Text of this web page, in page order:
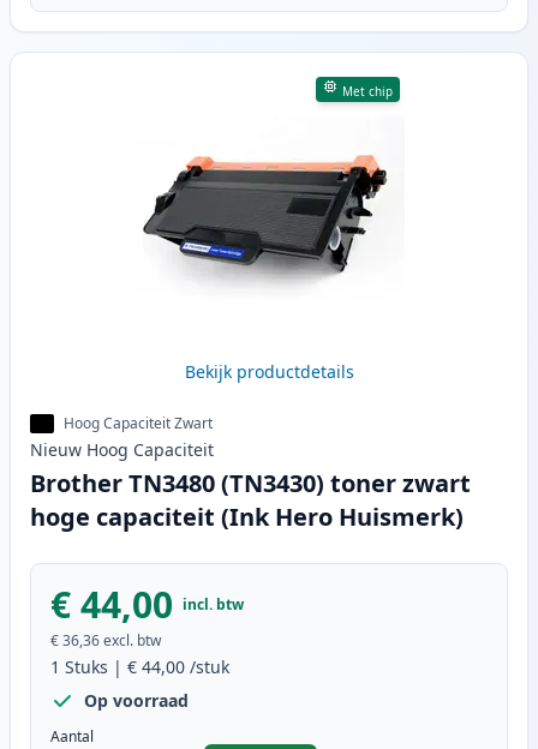
Met chip
Bekijk productdetails
Hoog Capaciteit Zwart
Nieuw Hoog Capaciteit
Brother TN3480 (TN3430) toner zwart
hoge capaciteit (Ink Hero Huismerk)
€ 44,00 incl. btw
€ 36,36excl. btw
1 Stuks | € 44,00 /stuk
Op voorraad
Aantal